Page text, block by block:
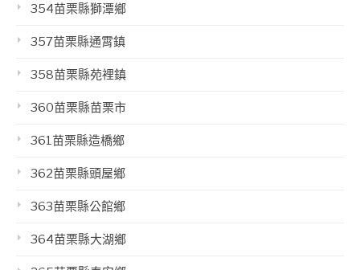
354苗栗縣獅潭鄉
357苗栗縣通霄鎮
358苗栗縣苑裡鎮
360苗栗縣苗栗市
361苗栗縣造橋鄉
362苗栗縣頭屋鄉
363苗栗縣公館鄉
364苗栗縣大湖鄉